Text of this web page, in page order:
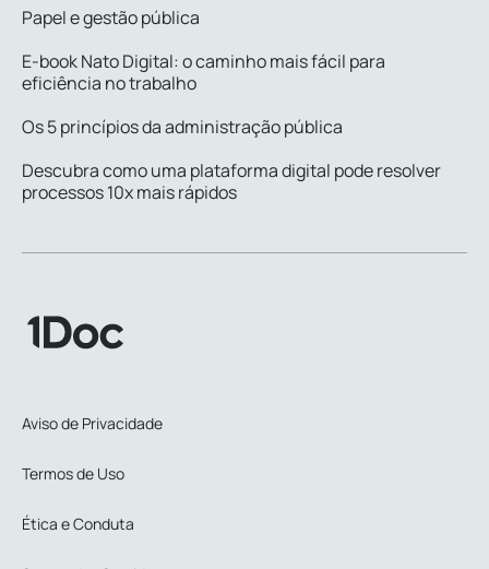
Papel e gestão pública
E-book Nato Digital: o caminho mais fácil para
eficiência no trabalho
Os 5 princípios da administração pública
Descubra como uma plataforma digital pode resolver
processos 10x mais rápidos
Aviso de Privacidade
Termos de Uso
Ética e Conduta